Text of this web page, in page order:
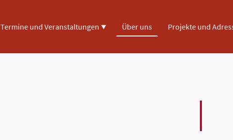
Termine und Veranstaltungen Über uns Projekte und